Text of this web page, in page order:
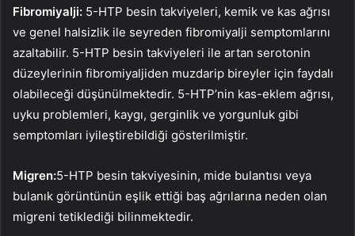
Fibromiyalji: 5-HTP besin takviyeleri, kemik ve kas ağrısı
ve genel halsizlik ile seyreden fibromiyalji semptomlarını
azaltabilir. 5-HTP besin takviyeleri ile artan serotonin
düzeylerinin fibromiyaljiden muzdarip bireyler için faydalı
olabileceği düşünülmektedir. 5-HTP’nin kas-eklem ağrısı,
uyku problemleri, kaygı, gerginlik ve yorgunluk gibi
semptomları iyileştirebildiği gösterilmiştir.
Migren:5-HTP besin takviyesinin, mide bulantısı veya
bulanık görüntünün eşlik ettiği baş ağrılarına neden olan
migreni tetiklediği bilinmektedir.